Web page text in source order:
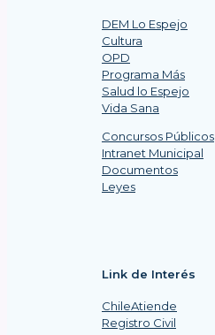
DEM Lo Espejo
Cultura
OPD
Programa Más
Salud lo Espejo
Vida Sana
Concursos Públicos
Intranet Municipal
Documentos
Leyes
Link de Interés
ChileAtiende
Registro Civil